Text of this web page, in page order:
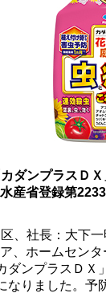
カダンプラスＤ
産省登録第
、社長：大下
、ホームセン
ンプラスＤ
りました。